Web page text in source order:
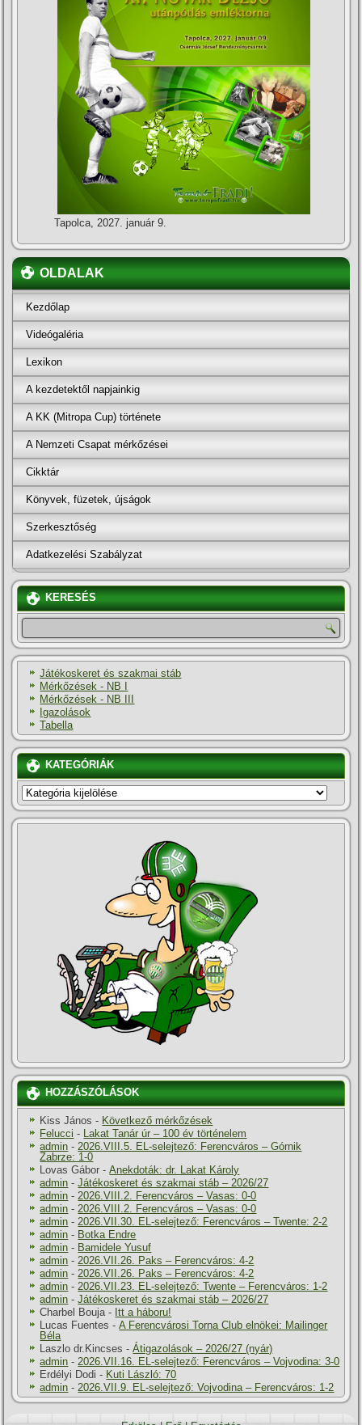
Tapolca, 2027. január 9.
OLDALAK
Kezdőlap
Videógaléria
Lexikon
A kezdetektől napjainkig
A KK (Mitropa Cup) története
A Nemzeti Csapat mérkőzései
Cikktár
Könyvek, füzetek, újságok
Szerkesztőség
Adatkezelési Szabályzat
KERESÉS
Játékoskeret és szakmai stáb
Mérkőzések - NB I
Mérkőzések - NB III
Igazolások
Tabella
KATEGÓRIÁK
KATEGÓRIÁK
HOZZÁSZÓLÁSOK
Kiss János - Következő mérkőzések
Felucci -
Lakat Tanár úr – 100 év történelem
admin - 2026.VIII.5. EL-selejtező: Ferencváros – Górnik
Zabrze: 1-0
Lovas Gábor -Anekdoták: dr. Lakat Károly
admin -Játékoskeret és szakmai stáb – 2026/27
admin - 2026.VIII.2. Ferencváros – Vasas: 0-0
admin - 2026.VIII.2. Ferencváros – Vasas: 0-0
admin - 2026.VII.30. EL-selejtező: Ferencváros – Twente: 2-2
admin - Botka Endre
admin - Bamidele Yusuf
admin - 2026.VII.26. Paks – Ferencváros: 4-2
admin - 2026.VII.26. Paks – Ferencváros: 4-2
admin - 2026.VII.23. EL-selejtező: Twente – Ferencváros: 1-2
admin -Játékoskeret és szakmai stáb – 2026/27
Charbel Bouja - Itt a háboru!
Lucas Fuentes -A Ferencvárosi Torna Club elnökei: Mailinger
Béla
Laszlo dr.Kincses -Átigazolások – 2026/27 (nyár)
admin - 2026.VII.16. EL-selejtező: Ferencváros – Vojvodina: 3-0
Erdélyi Dodi - Kuti László: 70
admin - 2026.VII.9. EL-selejtező: Vojvodina – Ferencváros: 1-2